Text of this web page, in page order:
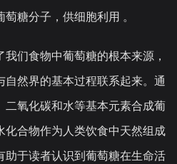
糖分子，供细胞利用 。
们食物中葡萄糖的根本来源，
然界的基本过程联系起来。通
氧化碳和水等基本元素合成葡
合物作为人类饮食中天然组成
于读者认识到葡萄糖在生命活